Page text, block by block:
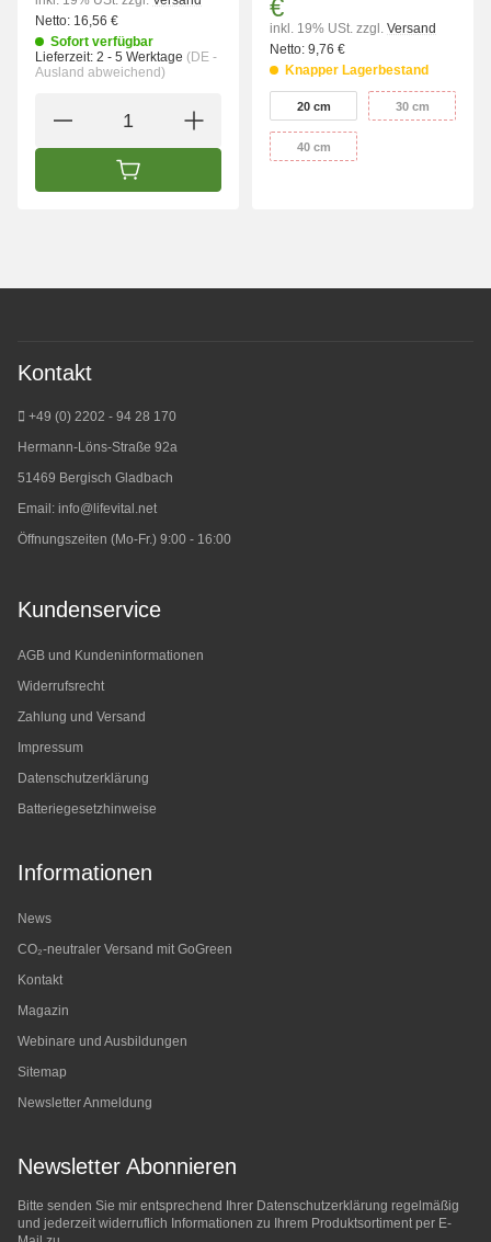
Netto: 16,56 €
Sofort verfügbar
Lieferzeit: 2 - 5 Werktage (DE -
Ausland abweichend)
IN DEN WARENKORB
€
inkl. 19% USt. zzgl. Versand
Netto: 9,76 €
Knapper Lagerbestand
wählen
20 cm
20 cm 30 cm
30 cm
40 cm
40 cm
Kontakt
+49 (0) 2202 - 94 28 170
Hermann-Löns-Straße 92a
51469 Bergisch Gladbach
Email: info@lifevital.net
Öffnungszeiten (Mo-Fr.) 9:00 - 16:00
Kundenservice
AGB und Kundeninformationen
Widerrufsrecht
Zahlung und Versand
Impressum
Datenschutzerklärung
Batteriegesetzhinweise
Informationen
News
CO₂-neutraler Versand mit GoGreen
Kontakt
Magazin
Webinare und Ausbildungen
Sitemap
Newsletter Anmeldung
Newsletter Abonnieren
Bitte senden Sie mir entsprechend Ihrer Datenschutzerklärung regelmäßig
und jederzeit widerruflich Informationen zu Ihrem Produktsortiment per E-